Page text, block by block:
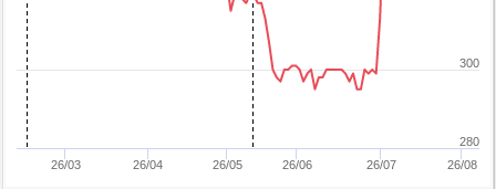
26/03 26/04 26/05 26/06 26/07 26/08
280
300